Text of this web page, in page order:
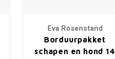
Eva Rosenstand
Borduurpakket
schapen en hond 14